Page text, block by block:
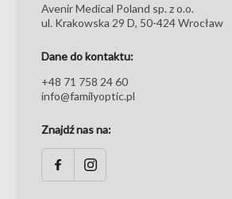
Avenir Medical Poland sp. z o.o.
ul. Krakowska 29 D, 50-424 Wrocław
Dane do kontaktu:
+48 71 758 24 60
info@familyoptic.pl
Znajdź nas na: